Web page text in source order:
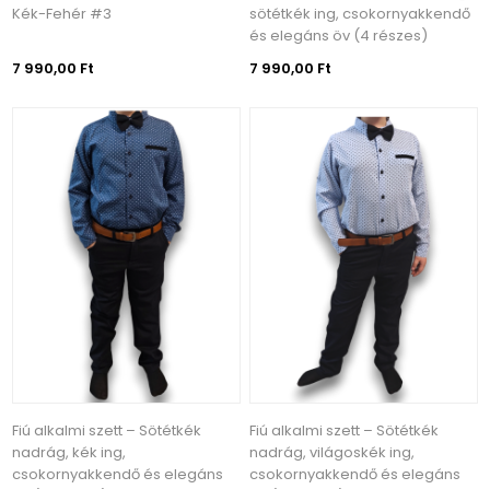
Kék-Fehér #3
7 990,00 Ft
sötétkék ing, csokornyakkendő
és elegáns öv (4 részes)
7 990,00 Ft
Fiú alkalmi szett – Sötétkék
nadrág, kék ing,
csokornyakkendő és elegáns
Fiú alkalmi szett – Sötétkék
nadrág, világoskék ing,
csokornyakkendő és elegáns